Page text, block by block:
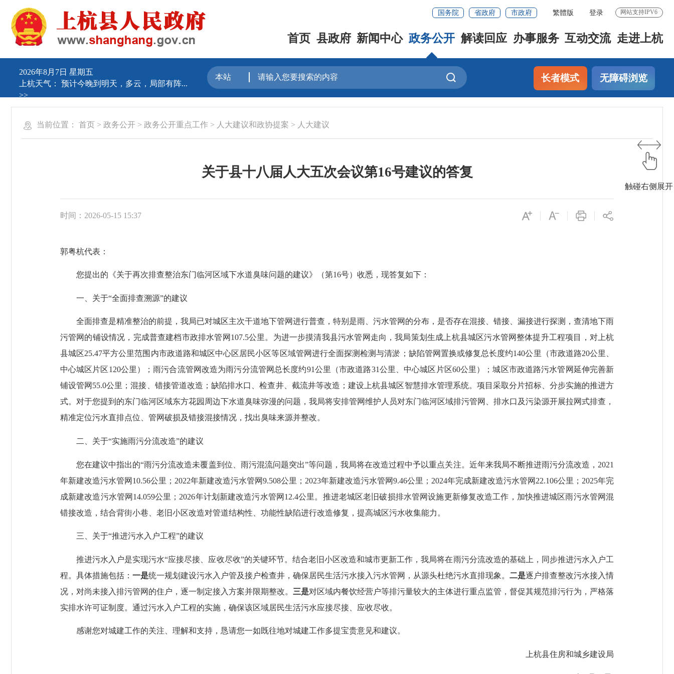
国务院 省政府 市政府 繁體版 登录 网站支持IPV6
首页 县政府 新闻中心 政务公开 解读回应 办事服务 互动交流 走进上杭
2026年8月7日 星期五
上杭天气： 预计今晚到明天，多云，局部有阵...
>>
长者模式 无障碍浏览
当前位置： 首页 > 政务公开 > 政务公开重点工作 > 人大建议和政协提案 > 人大建议
关于县十八届人大五次会议第16号建议的答复
时间：2026-05-15 15:37
郭粤杭代表：
您提出的《关于再次排查整治东门临河区域下水道臭味问题的建议》（第16号）收悉，现答复如下：
一、关于“全面排查溯源”的建议
全面排查是精准整治的前提，我局已对城区主次干道地下管网进行普查，特别是雨、污水管网的分布，是否存在混接、错接、漏接进行探测，查清地下雨
污管网的铺设情况，完成普查建档市政排水管网107.5公里。为进一步摸清我县污水管网走向，我局策划生成上杭县城区污水管网整体提升工程项目，对上杭
县城区25.47平方公里范围内市政道路和城区中心区居民小区等区域管网进行全面探测检测与清淤；缺陷管网置换或修复总长度约140公里（市政道路20公里、
中心城区片区120公里）；雨污合流管网改造为雨污分流管网总长度约91公里（市政道路31公里、中心城区片区60公里）；城区市政道路污水管网延伸完善新
铺设管网55.0公里；混接、错接管道改造；缺陷排水口、检查井、截流井等改造；建设上杭县城区智慧排水管理系统。项目采取分片招标、分步实施的推进方
式。对于您提到的东门临河区域东方花园周边下水道臭味弥漫的问题，我局将安排管网维护人员对东门临河区域排污管网、排水口及污染源开展拉网式排查，
精准定位污水直排点位、管网破损及错接混接情况，找出臭味来源并整改。
二、关于“实施雨污分流改造”的建议
您在建议中指出的“雨污分流改造未覆盖到位、雨污混流问题突出”等问题，我局将在改造过程中予以重点关注。近年来我局不断推进雨污分流改造，2021
年新建改造污水管网10.56公里；2022年新建改造污水管网9.508公里；2023年新建改造污水管网9.46公里；2024年完成新建改造污水管网22.106公里；2025年完
成新建改造污水管网14.059公里；2026年计划新建改造污水管网12.4公里。推进老城区老旧破损排水管网设施更新修复改造工作，加快推进城区雨污水管网混
错接改造，结合背街小巷、老旧小区改造对管道结构性、功能性缺陷进行改造修复，提高城区污水收集能力。
三、关于“推进污水入户工程”的建议
推进污水入户是实现污水“应接尽接、应收尽收”的关键环节。结合老旧小区改造和城市更新工作，我局将在雨污分流改造的基础上，同步推进污水入户工
程。具体措施包括： 一是统一规划建设污水入户管及接户检查井，确保居民生活污水接入污水管网，从源头杜绝污水直排现象。二是逐户排查整改污水接入情
况，对尚未接入排污管网的住户，逐一制定接入方案并限期整改。 三是对区域内餐饮经营户等排污量较大的主体进行重点监管，督促其规范排污行为，严格落
实排水许可证制度。通过污水入户工程的实施，确保该区域居民生活污水应接尽接、应收尽收。
感谢您对城建工作的关注、理解和支持，恳请您一如既往地对城建工作多提宝贵意见和建议。
上杭县住房和城乡建设局
触碰右侧展开